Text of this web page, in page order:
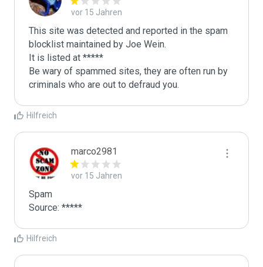
vor 15 Jahren
This site was detected and reported in the spam
blocklist maintained by Joe Wein.
It is listed at *****
Be wary of spammed sites, they are often run by
criminals who are out to defraud you.
Hilfreich
marco2981
vor 15 Jahren
Spam
Source: *****
Hilfreich